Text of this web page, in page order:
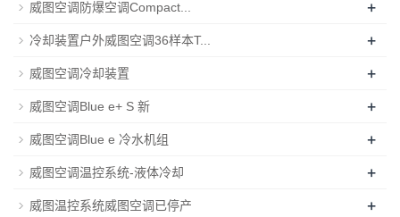
威图空调防爆空调Compact... +
冷却装置户外威图空调36样本T... +
威图空调冷却装置 +
威图空调Blue e+ S 新 +
威图空调Blue e 冷水机组 +
威图空调温控系统-液体冷却 +
威图温控系统威图空调已停产 +